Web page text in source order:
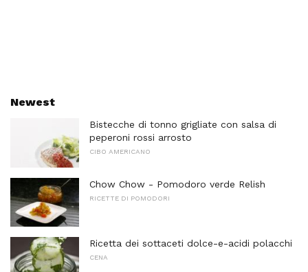
Newest
Bistecche di tonno grigliate con salsa di
peperoni rossi arrosto
CIBO AMERICANO
Chow Chow - Pomodoro verde Relish
RICETTE DI POMODORI
Ricetta dei sottaceti dolce-e-acidi polacchi
CENA